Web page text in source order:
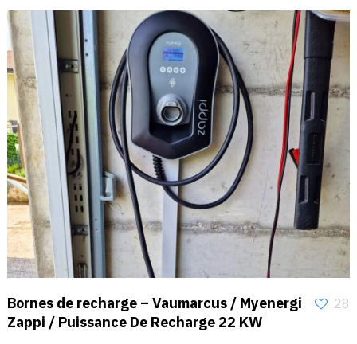
Bornes de recharge – Vaumarcus / Myenergi
Zappi / Puissance De Recharge 22 KW
28